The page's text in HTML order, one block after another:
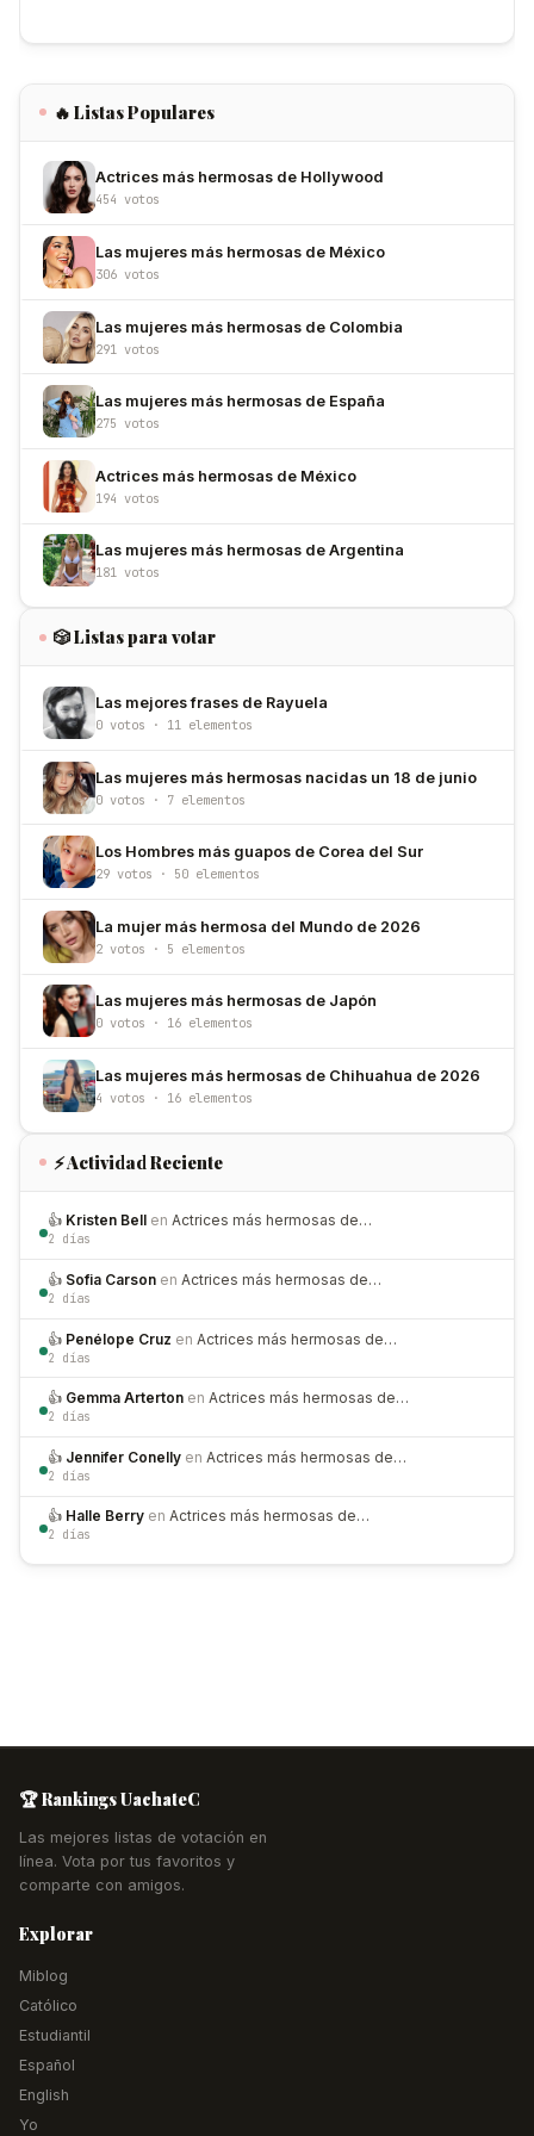
🔥 Listas Populares
Actrices más hermosas de Hollywood
454 votos
Las mujeres más hermosas de México
306 votos
Las mujeres más hermosas de Colombia
291 votos
Las mujeres más hermosas de España
275 votos
Actrices más hermosas de México
194 votos
Las mujeres más hermosas de Argentina
181 votos
🎲 Listas para votar
Las mejores frases de Rayuela
0 votos · 11 elementos
Las mujeres más hermosas nacidas un 18 de junio
0 votos · 7 elementos
Los Hombres más guapos de Corea del Sur
29 votos · 50 elementos
La mujer más hermosa del Mundo de 2026
2 votos · 5 elementos
Las mujeres más hermosas de Japón
0 votos · 16 elementos
Las mujeres más hermosas de Chihuahua de 2026
4 votos · 16 elementos
⚡ Actividad Reciente
👍 Kristen Bell en Actrices más hermosas de…
2 días
👍 Sofia Carson en Actrices más hermosas de…
2 días
👍 Penélope Cruz en Actrices más hermosas de…
2 días
👍 Gemma Arterton en Actrices más hermosas de…
2 días
👍 Jennifer Conelly en Actrices más hermosas de…
2 días
👍 Halle Berry en Actrices más hermosas de…
2 días
🏆 Rankings UachateC
Las mejores listas de votación en
línea. Vota por tus favoritos y
comparte con amigos.
Explorar
Miblog
Católico
Estudiantil
Español
English
Yo